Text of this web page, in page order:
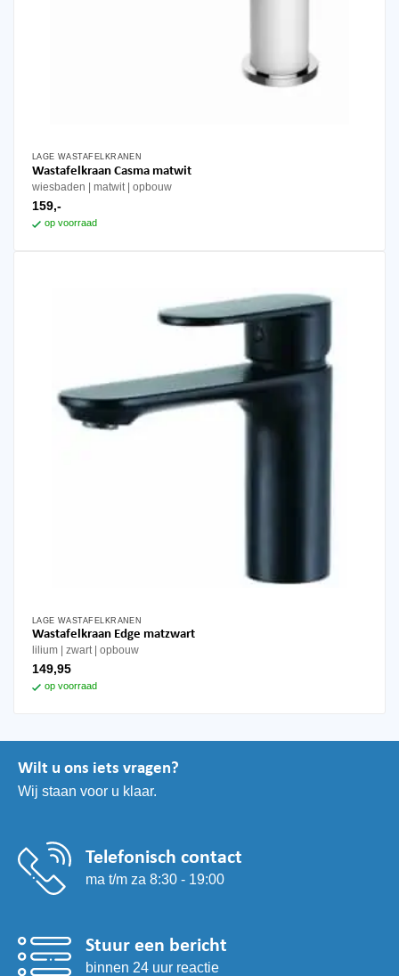
LAGE WASTAFELKRANEN
Wastafelkraan Casma matwit
wiesbaden matwit opbouw
159,-
op voorraad
LAGE WASTAFELKRANEN
Wastafelkraan Edge matzwart
lilium zwart opbouw
149,95
op voorraad
Wilt u ons iets vragen?
Wij staan voor u klaar.
Telefonisch contact
ma t/m za 8:30 - 19:00
Stuur een bericht
binnen 24 uur reactie